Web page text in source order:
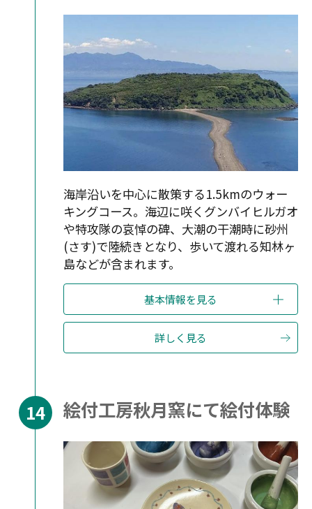
海岸沿いを中心に散策する1.5kmのウォー
キングコース。海辺に咲くグンバイヒルガオ
や特攻隊の哀悼の碑、大潮の干潮時に砂州
(さす)で陸続きとなり、歩いて渡れる知林ヶ
島などが含まれます。
基本情報を見る
詳しく見る
絵付工房秋月窯にて絵付体験